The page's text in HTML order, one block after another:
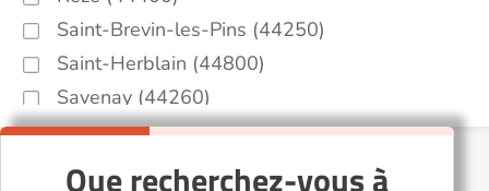
Saint-Brevin-les-Pins (44250)
Saint-Herblain (44800)
Savenay (44260)
Thouaré-sur-Loire (44470)
Autres villes du département
Que recherchez-vous à